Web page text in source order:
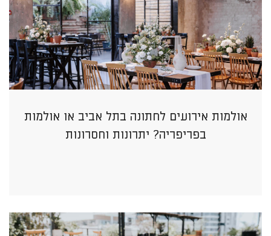
אולמות אירועים לחתונה בתל אביב או אולמות
בפריפריה? יתרונות וחסרונות